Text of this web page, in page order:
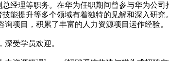
经理等职务。在华为任职期间曾参与华为公
能提升等多个领域有着独特的见解和深入研
项目，积累了丰富的人力资源项目运作经验。
受学员欢迎。